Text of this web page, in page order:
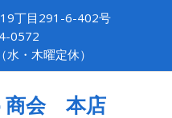
丁目291-6-402号
0572
・木曜定休）
商会 本店